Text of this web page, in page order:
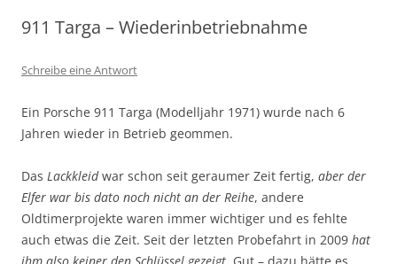
911 Targa – Wiederinbetriebnahme
Schreibe eine Antwort
Ein Porsche 911 Targa (Modelljahr 1971) wurde nach 6
Jahren wieder in Betrieb geommen.
Das Lackkleidwar schon seit geraumer Zeit fertig, aber der
Elfer war bis dato noch nicht an der Reihe, andere
Oldtimerprojekte waren immer wichtiger und es fehlte
auch etwas die Zeit. Seit der letzten Probefahrt in 2009 hat